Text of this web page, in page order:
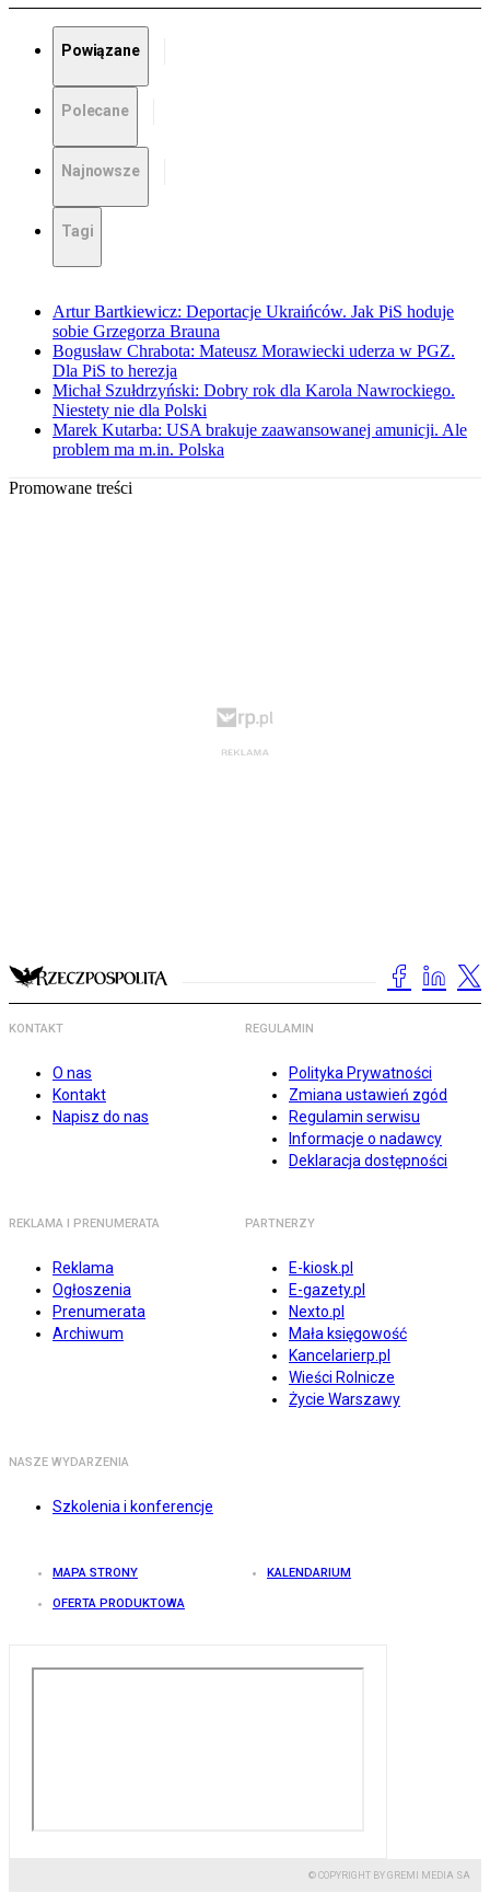
Powiązane
Polecane
Najnowsze
Tagi
Artur Bartkiewicz: Deportacje Ukraińców. Jak PiS hoduje
sobie Grzegorza Brauna
Bogusław Chrabota: Mateusz Morawiecki uderza w PGZ.
Dla PiS to herezja
Michał Szułdrzyński: Dobry rok dla Karola Nawrockiego.
Niestety nie dla Polski
Marek Kutarba: USA brakuje zaawansowanej amunicji. Ale
problem ma m.in. Polska
Promowane treści
KONTAKT
O nas
Kontakt
Napisz do nas
REGULAMIN
Polityka Prywatności
Zmiana ustawień zgód
Regulamin serwisu
Informacje o nadawcy
Deklaracja dostępności
REKLAMA I PRENUMERATA
Reklama
Ogłoszenia
Prenumerata
Archiwum
PARTNERZY
E-kiosk.pl
E-gazety.pl
Nexto.pl
Mała księgowość
Kancelarierp.pl
Wieści Rolnicze
Życie Warszawy
NASZE WYDARZENIA
Szkolenia i konferencje
MAPA STRONY KALENDARIUM
OFERTA PRODUKTOWA
© COPYRIGHT BY GREMI MEDIA SA